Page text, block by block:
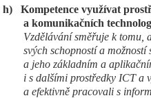
h)
Kompetence využívat
a komunikačních
Vzdělávání směřuje k tomu,
svých schopností a
a jeho základním a
i s dalšími prostředky ICT a
a efektivně pracovali s